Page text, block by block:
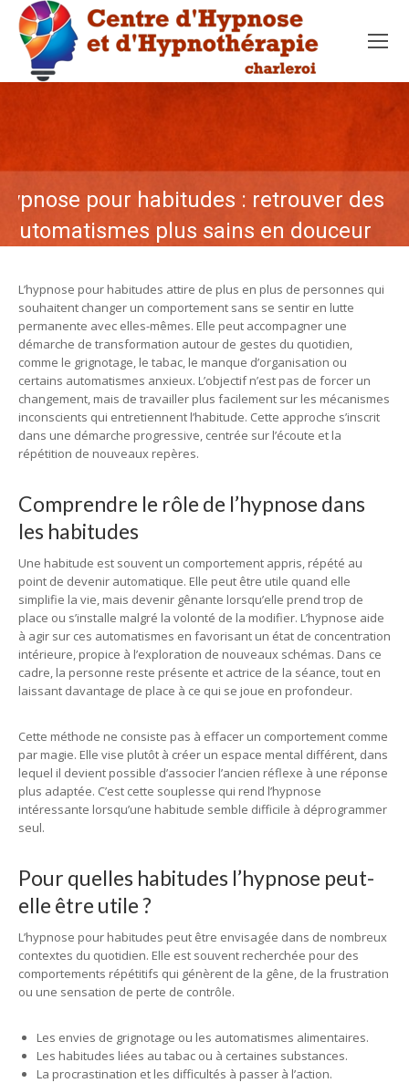
pour habitudes : retrouver des
automatismes plus sains en douceur
L’hypnose pour habitudes attire de plus en plus de personnes qui
souhaitent changer un comportement sans se sentir en lutte
permanente avec elles-mêmes. Elle peut accompagner une
démarche de transformation autour de gestes du quotidien,
comme le grignotage, le tabac, le manque d’organisation ou
certains automatismes anxieux. L’objectif n’est pas de forcer un
changement, mais de travailler plus facilement sur les mécanismes
inconscients qui entretiennent l’habitude. Cette approche s’inscrit
dans une démarche progressive, centrée sur l’écoute et la
répétition de nouveaux repères.
Comprendre le rôle de l’hypnose dans
les habitudes
Une habitude est souvent un comportement appris, répété au
point de devenir automatique. Elle peut être utile quand elle
simplifie la vie, mais devenir gênante lorsqu’elle prend trop de
place ou s’installe malgré la volonté de la modifier. L’hypnose aide
à agir sur ces automatismes en favorisant un état de concentration
intérieure, propice à l’exploration de nouveaux schémas. Dans ce
cadre, la personne reste présente et actrice de la séance, tout en
laissant davantage de place à ce qui se joue en profondeur.
Cette méthode ne consiste pas à effacer un comportement comme
par magie. Elle vise plutôt à créer un espace mental différent, dans
lequel il devient possible d’associer l’ancien réflexe à une réponse
plus adaptée. C’est cette souplesse qui rend l’hypnose
intéressante lorsqu’une habitude semble difficile à déprogrammer
seul.
Pour quelles habitudes l’hypnose peut-
elle être utile ?
L’hypnose pour habitudes peut être envisagée dans de nombreux
contextes du quotidien. Elle est souvent recherchée pour des
comportements répétitifs qui génèrent de la gêne, de la frustration
ou une sensation de perte de contrôle.
Les envies de grignotage ou les automatismes alimentaires.
Les habitudes liées au tabac ou à certaines substances.
La procrastination et les difficultés à passer à l’action.